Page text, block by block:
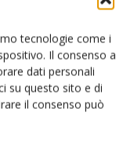
tecnologie come i
Il consenso a
dati personali
su questo sito e di
il consenso può